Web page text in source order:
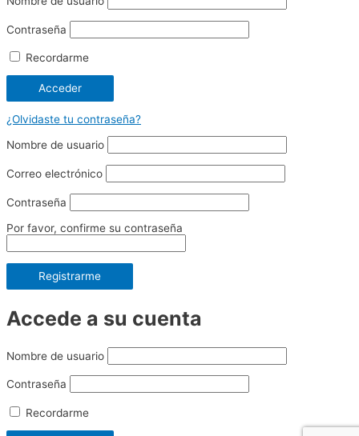
Contraseña
Recordarme
¿Olvidaste tu contraseña?
Nombre de usuario
Correo electrónico
Contraseña
Por favor, confirme su contraseña
Registrarme
Accede a su cuenta
Nombre de usuario
Contraseña
Recordarme